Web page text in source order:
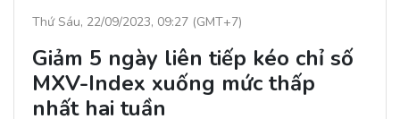
Thứ Sáu, 22/09/2023, 09:27 (GMT+7)
Giảm 5 ngày liên tiếp kéo chỉ số
MXV-Index xuống mức thấp
nhất hai tuần